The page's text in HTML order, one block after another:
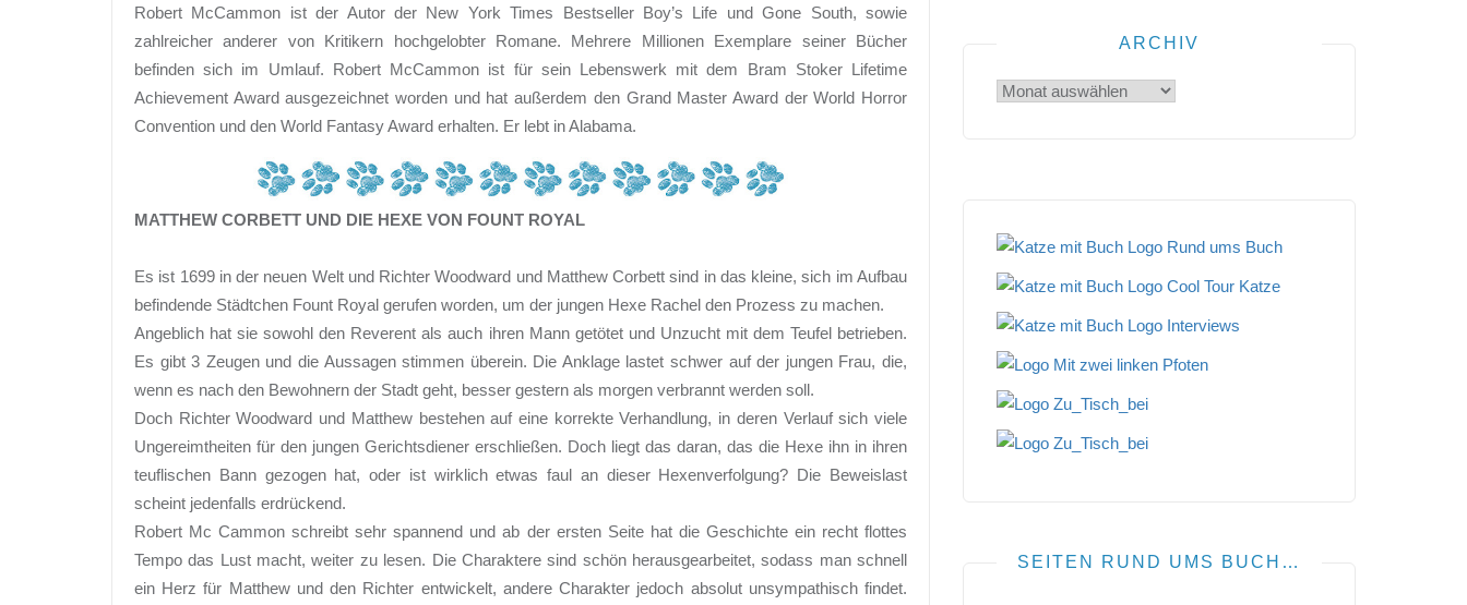
Robert McCammon ist der Autor der New York Times Bestseller Boy’s Life und Gone South, sowie
zahlreicher anderer von Kritikern hochgelobter Romane. Mehrere Millionen Exemplare seiner Bücher
befinden sich im Umlauf. Robert McCammon ist für sein Lebenswerk mit dem Bram Stoker Lifetime
Achievement Award ausgezeichnet worden und hat außerdem den Grand Master Award der World Horror
Convention und den World Fantasy Award erhalten. Er lebt in Alabama.
MATTHEW CORBETT UND DIE HEXE VON FOUNT ROYAL
Es ist 1699 in der neuen Welt und Richter Woodward und Matthew Corbett sind in das kleine, sich im Aufbau
befindende Städtchen Fount Royal gerufen worden, um der jungen Hexe Rachel den Prozess zu machen.
Angeblich hat sie sowohl den Reverent als auch ihren Mann getötet und Unzucht mit dem Teufel betrieben.
Es gibt 3 Zeugen und die Aussagen stimmen überein. Die Anklage lastet schwer auf der jungen Frau, die,
wenn es nach den Bewohnern der Stadt geht, besser gestern als morgen verbrannt werden soll.
Doch Richter Woodward und Matthew bestehen auf eine korrekte Verhandlung, in deren Verlauf sich viele
Ungereimtheiten für den jungen Gerichtsdiener erschließen. Doch liegt das daran, das die Hexe ihn in ihren
teuflischen Bann gezogen hat, oder ist wirklich etwas faul an dieser Hexenverfolgung? Die Beweislast
scheint jedenfalls erdrückend.
Robert Mc Cammon schreibt sehr spannend und ab der ersten Seite hat die Geschichte ein recht flottes
Tempo das Lust macht, weiter zu lesen. Die Charaktere sind schön herausgearbeitet, sodass man schnell
ein Herz für Matthew und den Richter entwickelt, andere Charakter jedoch absolut unsympathisch findet.
ARCHIV
Archiv
SEITEN RUND UMS BUCH…